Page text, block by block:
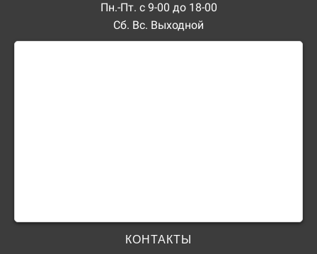
Пн.-Пт. с 9-00 до 18-00
Сб. Вс. Выходной
КОНТАКТЫ